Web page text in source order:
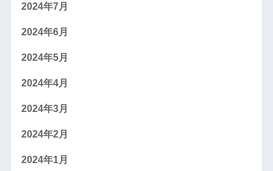
2024年7月
2024年6月
2024年5月
2024年4月
2024年3月
2024年2月
2024年1月